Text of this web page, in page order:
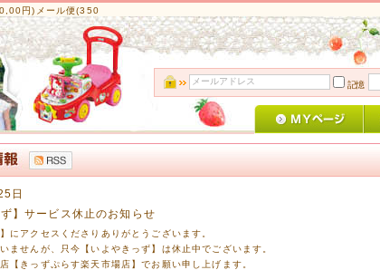
円)メール便(350
記憶
日
ず】サービス休止のお知らせ
にアクセスくださりありがとうございます。
ませんが、只今【いよやきっず】は休止中でございます。
【きっずぷらす楽天市場店】でお願い申し上げます。